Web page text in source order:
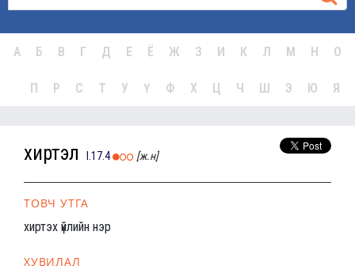
А Б В Г Д Е Ё Ж З И К Л М Н О
П Р С Т У Ү Ф Х Ц Ч Ш Э Ю Я
хиртэл I.17.4 [ж.н]
ТОВЧ УТГА
хиртэх үйлийн нэр
ХУВИЛАЛ